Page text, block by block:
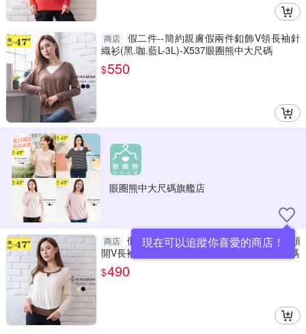
商店
假二件--簡約親膚假兩件釦飾V領長袖針
織衫(黑.咖.藍L-3L)-X537眼圈熊中大尺碼
$550
眼圈熊中大尺碼旗艦店
現在可以追蹤你喜愛的商店！
商店 假二件--韓系歐逆撞色細肩帶假兩件圓領
開V長袖上衣(黑.杏M-3L)-X587眼圈熊中大尺碼
$490